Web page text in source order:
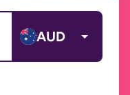
AUD